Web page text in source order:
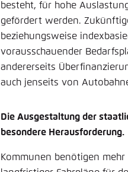
besteht, für hohe
gefördert werden.
beziehungsweise
vorausschauender
andererseits
auch jenseits von
Die Ausgestaltung der
besondere Herausforderung.
Kommunen benötigen